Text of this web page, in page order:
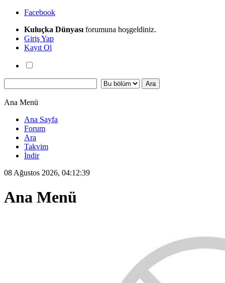
Facebook
Kuluçka Dünyası forumuna hoşgeldiniz.
Giriş Yap
Kayıt Ol
Ana Menü
Ana Sayfa
Forum
Ara
Takvim
İndir
08 Ağustos 2026, 04:12:39
Ana Menü